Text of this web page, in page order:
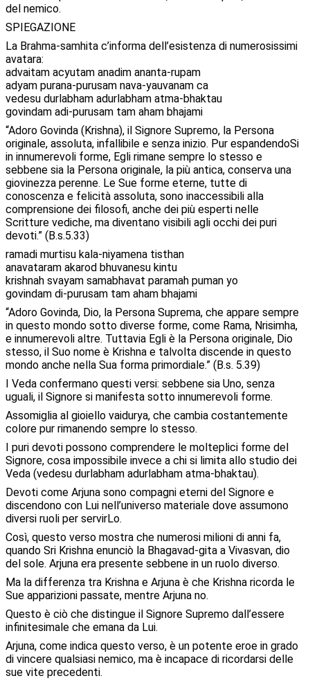
del nemico.
SPIEGAZIONE
La Brahma-samhita c’informa dell’esistenza di numerosissimi
avatara:
advaitam acyutam anadim ananta-rupam
adyam purana-purusam nava-yauvanam ca
vedesu durlabham adurlabham atma-bhaktau
govindam adi-purusam tam aham bhajami
“Adoro Govinda (Krishna), il Signore Supremo, la Persona
originale, assoluta, infallibile e senza inizio. Pur espandendoSi
in innumerevoli forme, Egli rimane sempre lo stesso e
sebbene sia la Persona originale, la più antica, conserva una
giovinezza perenne. Le Sue forme eterne, tutte di
conoscenza e felicità assoluta, sono inaccessibili alla
comprensione dei filosofi, anche dei più esperti nelle
Scritture vediche, ma diventano visibili agli occhi dei puri
devoti.” (B.s.5.33)
ramadi murtisu kala-niyamena tisthan
anavataram akarod bhuvanesu kintu
krishnah svayam samabhavat paramah puman yo
govindam di-purusam tam aham bhajami
“Adoro Govinda, Dio, la Persona Suprema, che appare sempre
in questo mondo sotto diverse forme, come Rama, Nrisimha,
e innumerevoli altre. Tuttavia Egli è la Persona originale, Dio
stesso, il Suo nome è Krishna e talvolta discende in questo
mondo anche nella Sua forma primordiale.” (B.s. 5.39)
I Veda confermano questi versi: sebbene sia Uno, senza
uguali, il Signore si manifesta sotto innumerevoli forme.
Assomiglia al gioiello vaidurya, che cambia costantemente
colore pur rimanendo sempre lo stesso.
I puri devoti possono comprendere le molteplici forme del
Signore, cosa impossibile invece a chi si limita allo studio dei
Veda (vedesu durlabham adurlabham atma-bhaktau).
Devoti come Arjuna sono compagni eterni del Signore e
discendono con Lui nell’universo materiale dove assumono
diversi ruoli per servirLo.
Così, questo verso mostra che numerosi milioni di anni fa,
quando Sri Krishna enunciò la Bhagavad-gita a Vivasvan, dio
del sole. Arjuna era presente sebbene in un ruolo diverso.
Ma la differenza tra Krishna e Arjuna è che Krishna ricorda le
Sue apparizioni passate, mentre Arjuna no.
Questo è ciò che distingue il Signore Supremo dall’essere
infinitesimale che emana da Lui.
Arjuna, come indica questo verso, è un potente eroe in grado
di vincere qualsiasi nemico, ma è incapace di ricordarsi delle
sue vite precedenti.